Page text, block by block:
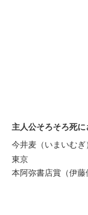
主人公そろそろ死に
今井麦（いまいむぎ
東京
本阿弥書店賞（伊